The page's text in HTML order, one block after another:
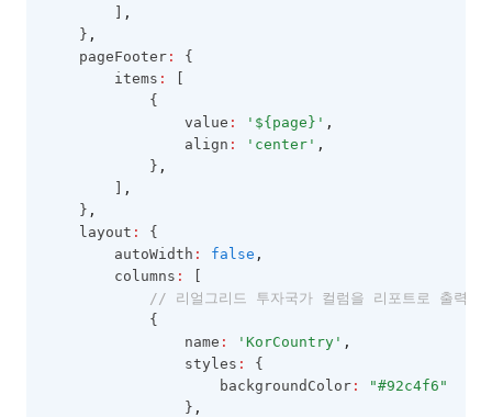
,
    }
,
    pageFooter
:
{
        items
:
            {
                value
: '${page}' ,
                align
: 'center' ,
            }
,
,
    }
,
    layout
:
{
        autoWidth
: false ,
        columns
:
// 리얼그리드 투자국가 컬럼을 리포트로 출력할
            {
                name
: 'KorCountry' ,
                styles
:
{
                    backgroundColor
:
"#92c4f6"
                }
,